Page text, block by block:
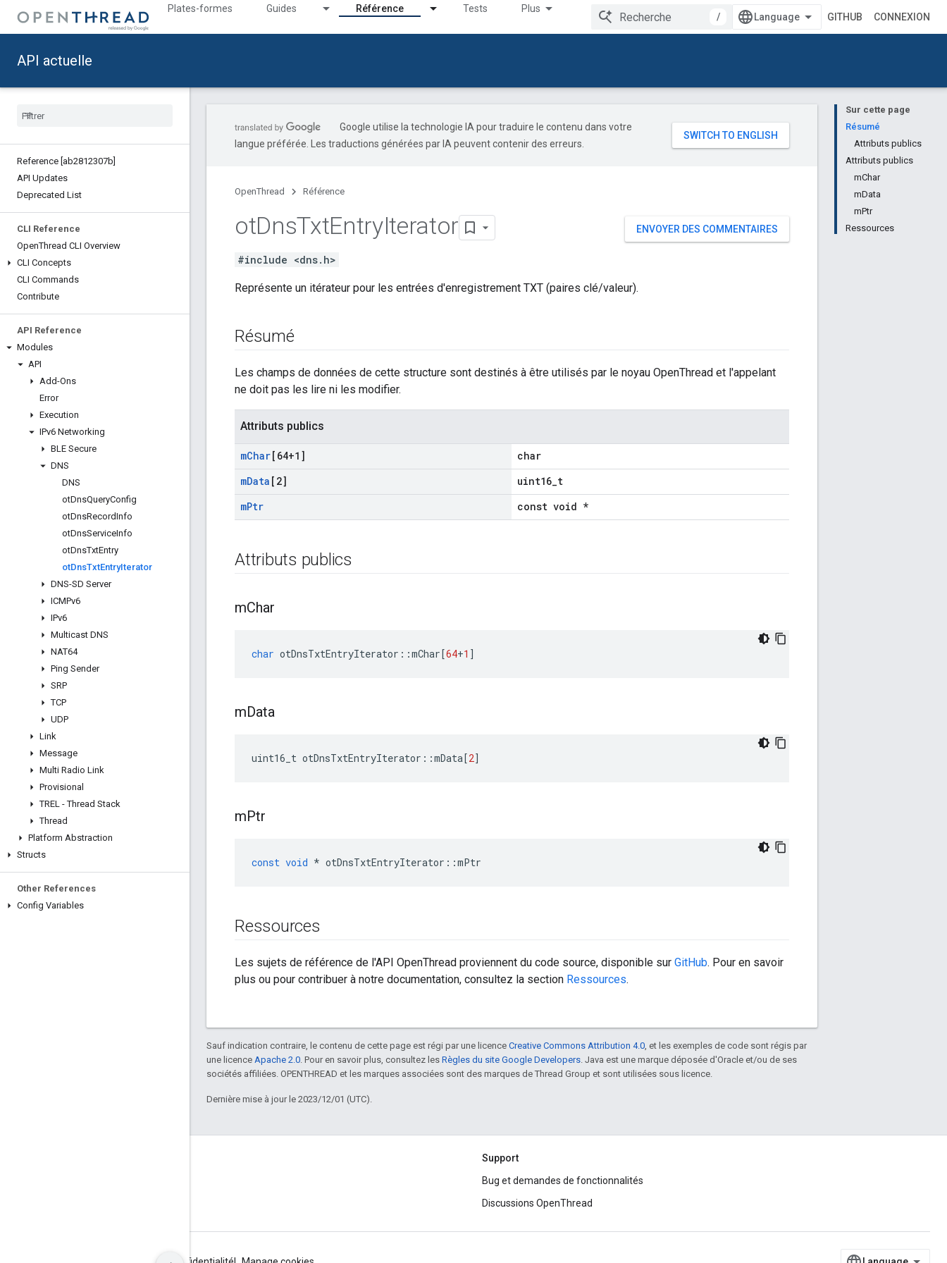
Plates-formes Guides Référence Tests Plus
/ GITHUB CONNEXION
API actuelle
Reference [ab2812307b]
API Updates
Deprecated List
CLI Reference
OpenThread CLI Overview
CLI Concepts
CLI Commands
Contribute
API Reference
Modules
API
Add-Ons
Error
Execution
IPv6 Networking
BLE Secure
DNS
DNS
otDnsQueryConfig
otDnsRecordInfo
otDnsServiceInfo
otDnsTxtEntry
otDnsTxtEntryIterator
DNS-SD Server
ICMPv6
IPv6
Multicast DNS
NAT64
Ping Sender
SRP
TCP
UDP
Link
Message
Multi Radio Link
Provisional
TREL - Thread Stack
Thread
Platform Abstraction
Structs
Other References
Config Variables
Sur cette page
Résumé
Attributs publics
Attributs publics
mChar
mData
mPtr
Ressources
Google utilise la technologie IA pour traduire le contenu dans votre
langue préférée. Les traductions générées par IA peuvent contenir des erreurs.
OpenThread Référence
ENVOYER DES COMMENTAIRES
otDnsTxtEntryIterator
#include <dns.h>
Représente un itérateur pour les entrées d'enregistrement TXT (paires clé/valeur).
Résumé
Les champs de données de cette structure sont destinés à être utilisés par le noyau OpenThread et l'appelant
ne doit pas les lire ni les modifier.
Attributs publics
mChar[64+1]
char
mData [2]
uint16_t
mPtr const void *
Attributs publics
mChar
char otDnsTxtEntryIterator ::mChar[64+1 ]
mData
uint16_t otDnsTxtEntryIterator ::mData[2]
mPtr
const void * otDnsTxtEntryIterator ::mPtr
Ressources
Les sujets de référence de l'API OpenThread proviennent du code source, disponible sur GitHub. Pour en savoir
plus ou pour contribuer à notre documentation, consultez la section Ressources.
Sauf indication contraire, le contenu de cette page est régi par une licence Creative Commons Attribution 4.0, et les exemples de code sont régis par
une licence Apache 2.0. Pour en savoir plus, consultez les Règles du site Google Developers. Java est une marque déposée d'Oracle et/ou de ses
sociétés affiliées. OPENTHREAD et les marques associées sont des marques de Thread Group et sont utilisées sous licence.
Dernière mise à jour le 2023/12/01 (UTC).
Support
Bug et demandes de fonctionnalités
Discussions OpenThread